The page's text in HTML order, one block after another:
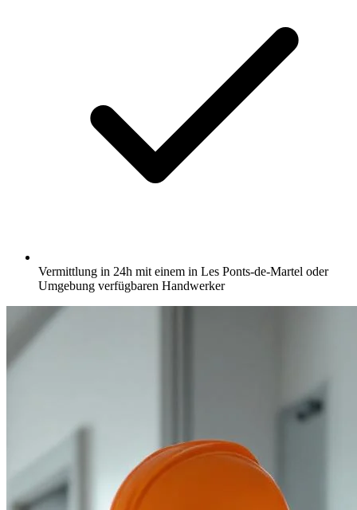
Vermittlung in 24h mit einem in Les Ponts-de-Martel oder
Umgebung verfügbaren Handwerker